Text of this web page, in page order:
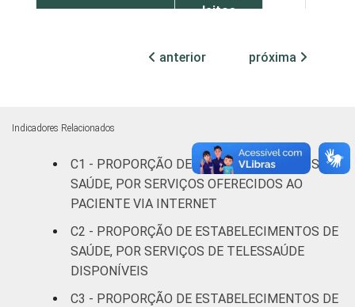
leitos
internação,
Serviço de
apoio à
diagnose e
terapia
6 85
LOCALIZAÇÃO Capital 11 79
anterior próxima
Indicadores Relacionados
C1 - PROPORÇÃO DE ESTABELECIMENTOS DE
SAÚDE, POR SERVIÇOS OFERECIDOS AO
PACIENTE VIA INTERNET
C2 - PROPORÇÃO DE ESTABELECIMENTOS DE
SAÚDE, POR SERVIÇOS DE TELESSAÚDE
DISPONÍVEIS
C3 - PROPORÇÃO DE ESTABELECIMENTOS DE